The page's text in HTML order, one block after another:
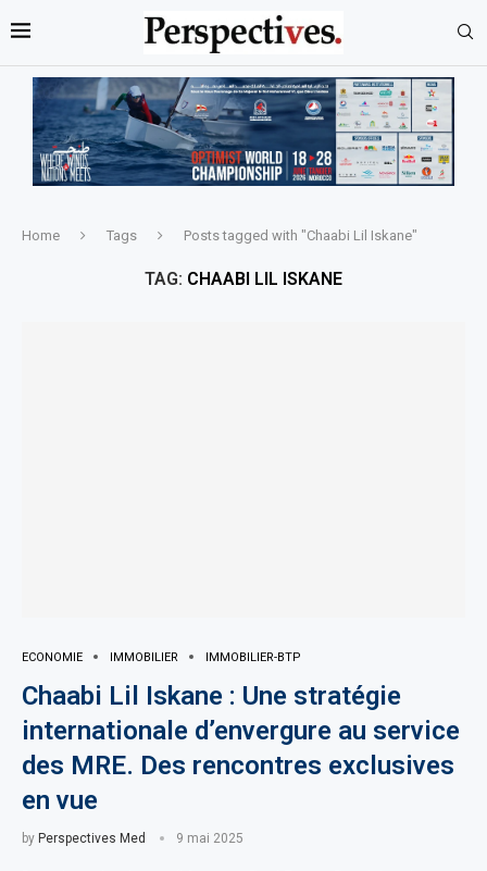
Home Tags Posts tagged with "Chaabi Lil Iskane"
TAG: CHAABI LIL ISKANE
ECONOMIE IMMOBILIER IMMOBILIER-BTP
Chaabi Lil Iskane : Une stratégie
internationale d’envergure au service
des MRE. Des rencontres exclusives
en vue
by Perspectives Med 9 mai 2025